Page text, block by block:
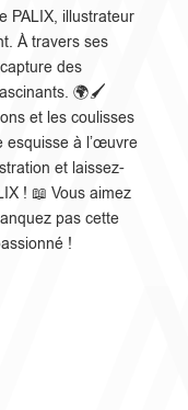
PALIX, illustrateur
À travers ses
des
🌍🖌️
et les coulisses
esquisse à l’œuvre
et laissez-
! 📖 Vous aimez
pas cette
!